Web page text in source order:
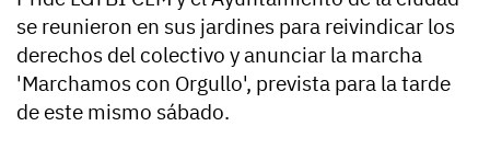
se reunieron en sus jardines para reivindicar los
derechos del colectivo y anunciar la marcha
'Marchamos con Orgullo', prevista para la tarde
de este mismo sábado.